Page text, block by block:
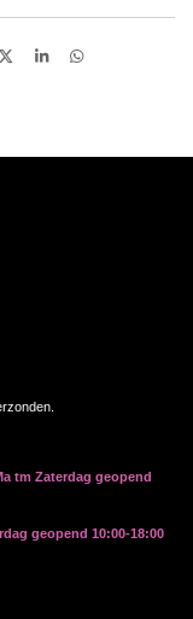
D
S
D
tm Zaterdag geopend
geopend 10:00-18:00